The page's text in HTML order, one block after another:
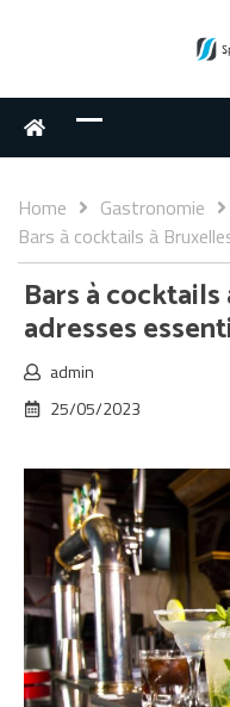
Home
Gastronomie
Bars à cocktails à
Bars à
adresses
admin
25/05/2023